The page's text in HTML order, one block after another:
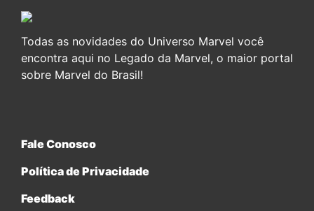
Todas as novidades do Universo Marvel você
encontra aqui no Legado da Marvel, o maior portal
sobre Marvel do Brasil!
Fale Conosco
Política de Privacidade
Feedback